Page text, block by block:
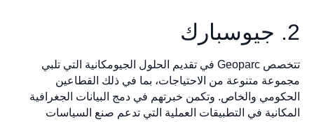
2. جيوسبارك
تتخصص Geoparc في تقديم الحلول الجيومكانية التي تلبي
مجموعة متنوعة من الاحتياجات، بما في ذلك القطاعين
الحكومي والخاص. وتكمن خبرتهم في دمج البيانات الجغرافية
المكانية في التطبيقات العملية التي تدعم صنع السياسات